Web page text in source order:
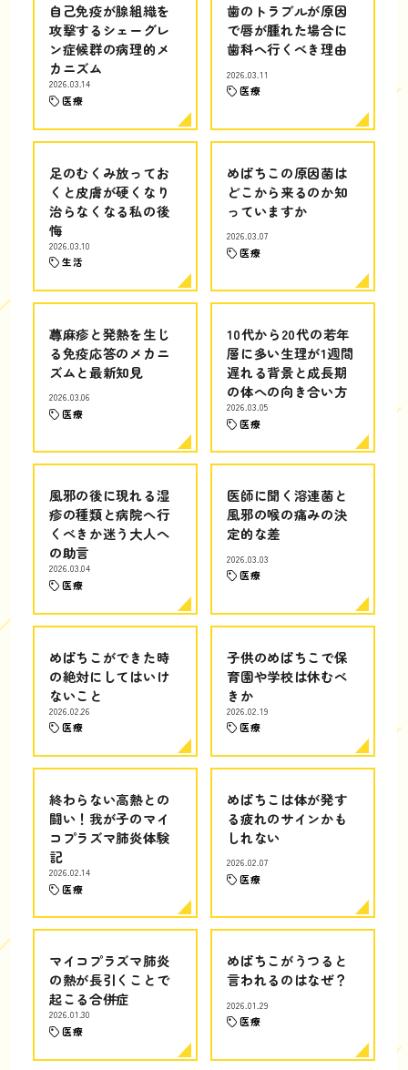
自己免疫が腺組織を
攻撃するシェーグレ
ン症候群の病理的メ
カニズム
2026.03.14
医療
歯のトラブルが原因
で唇が腫れた場合に
歯科へ行くべき理由
2026.03.11
医療
足のむくみ放ってお
くと皮膚が硬くなり
治らなくなる私の後
悔
2026.03.10
生活
めばちこの原因菌は
どこから来るのか知
っていますか
2026.03.07
医療
蕁麻疹と発熱を生じ
る免疫応答のメカニ
ズムと最新知見
2026.03.06
医療
10代から20代の若年
層に多い生理が1週間
遅れる背景と成長期
の体への向き合い方
2026.03.05
医療
風邪の後に現れる湿
疹の種類と病院へ行
くべきか迷う大人へ
の助言
2026.03.04
医療
医師に聞く溶連菌と
風邪の喉の痛みの決
定的な差
2026.03.03
医療
めばちこができた時
の絶対にしてはいけ
ないこと
2026.02.26
医療
子供のめばちこで保
育園や学校は休むべ
きか
2026.02.19
医療
終わらない高熱との
闘い！我が子のマイ
コプラズマ肺炎体験
記
2026.02.14
医療
めばちこは体が発す
る疲れのサインかも
しれない
2026.02.07
医療
マイコプラズマ肺炎
の熱が長引くことで
起こる合併症
2026.01.30
医療
めばちこがうつると
言われるのはなぜ？
2026.01.29
医療